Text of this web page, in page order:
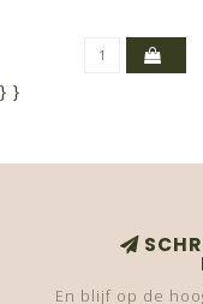
} }
En blijf op de